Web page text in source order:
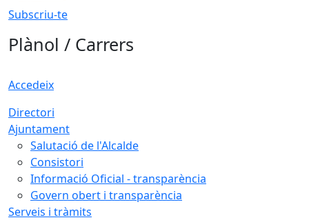
Subscriu-te
Plànol / Carrers
Accedeix
Directori
Ajuntament
Salutació de l'Alcalde
Consistori
Informació Oficial - transparència
Govern obert i transparència
Serveis i tràmits